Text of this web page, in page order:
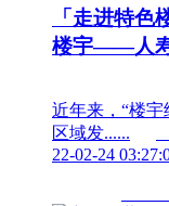
「走进特
楼宇——人
近年来，“楼宇
22-02-24